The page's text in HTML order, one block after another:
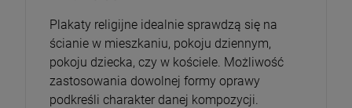
Plakaty religijne idealnie sprawdzą się na
ścianie w mieszkaniu, pokoju dziennym,
pokoju dziecka, czy w kościele. Możliwość
zastosowania dowolnej formy oprawy
podkreśli charakter danej kompozycji.